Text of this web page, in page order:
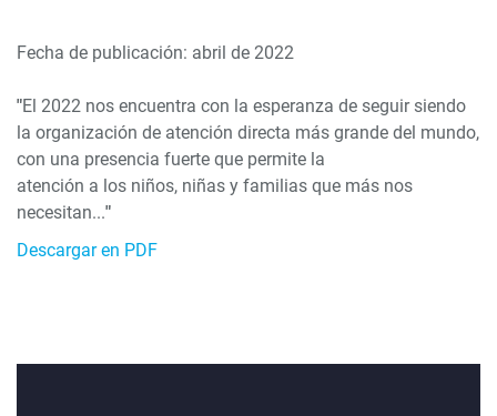
Fecha de publicación: abril de 2022
"El 2022 nos encuentra con la esperanza de seguir siendo
la organización de atención directa más grande del mundo,
con una presencia fuerte que permite la
atención a los niños, niñas y familias que más nos
necesitan..."
Descargar en PDF